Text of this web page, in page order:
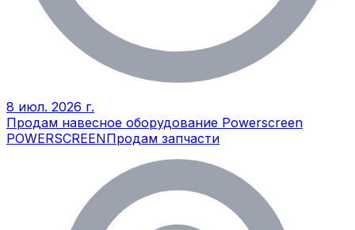
8 июл. 2026 г.
Продам навесное оборудование Powerscreen
POWERSCREENПродам запчасти